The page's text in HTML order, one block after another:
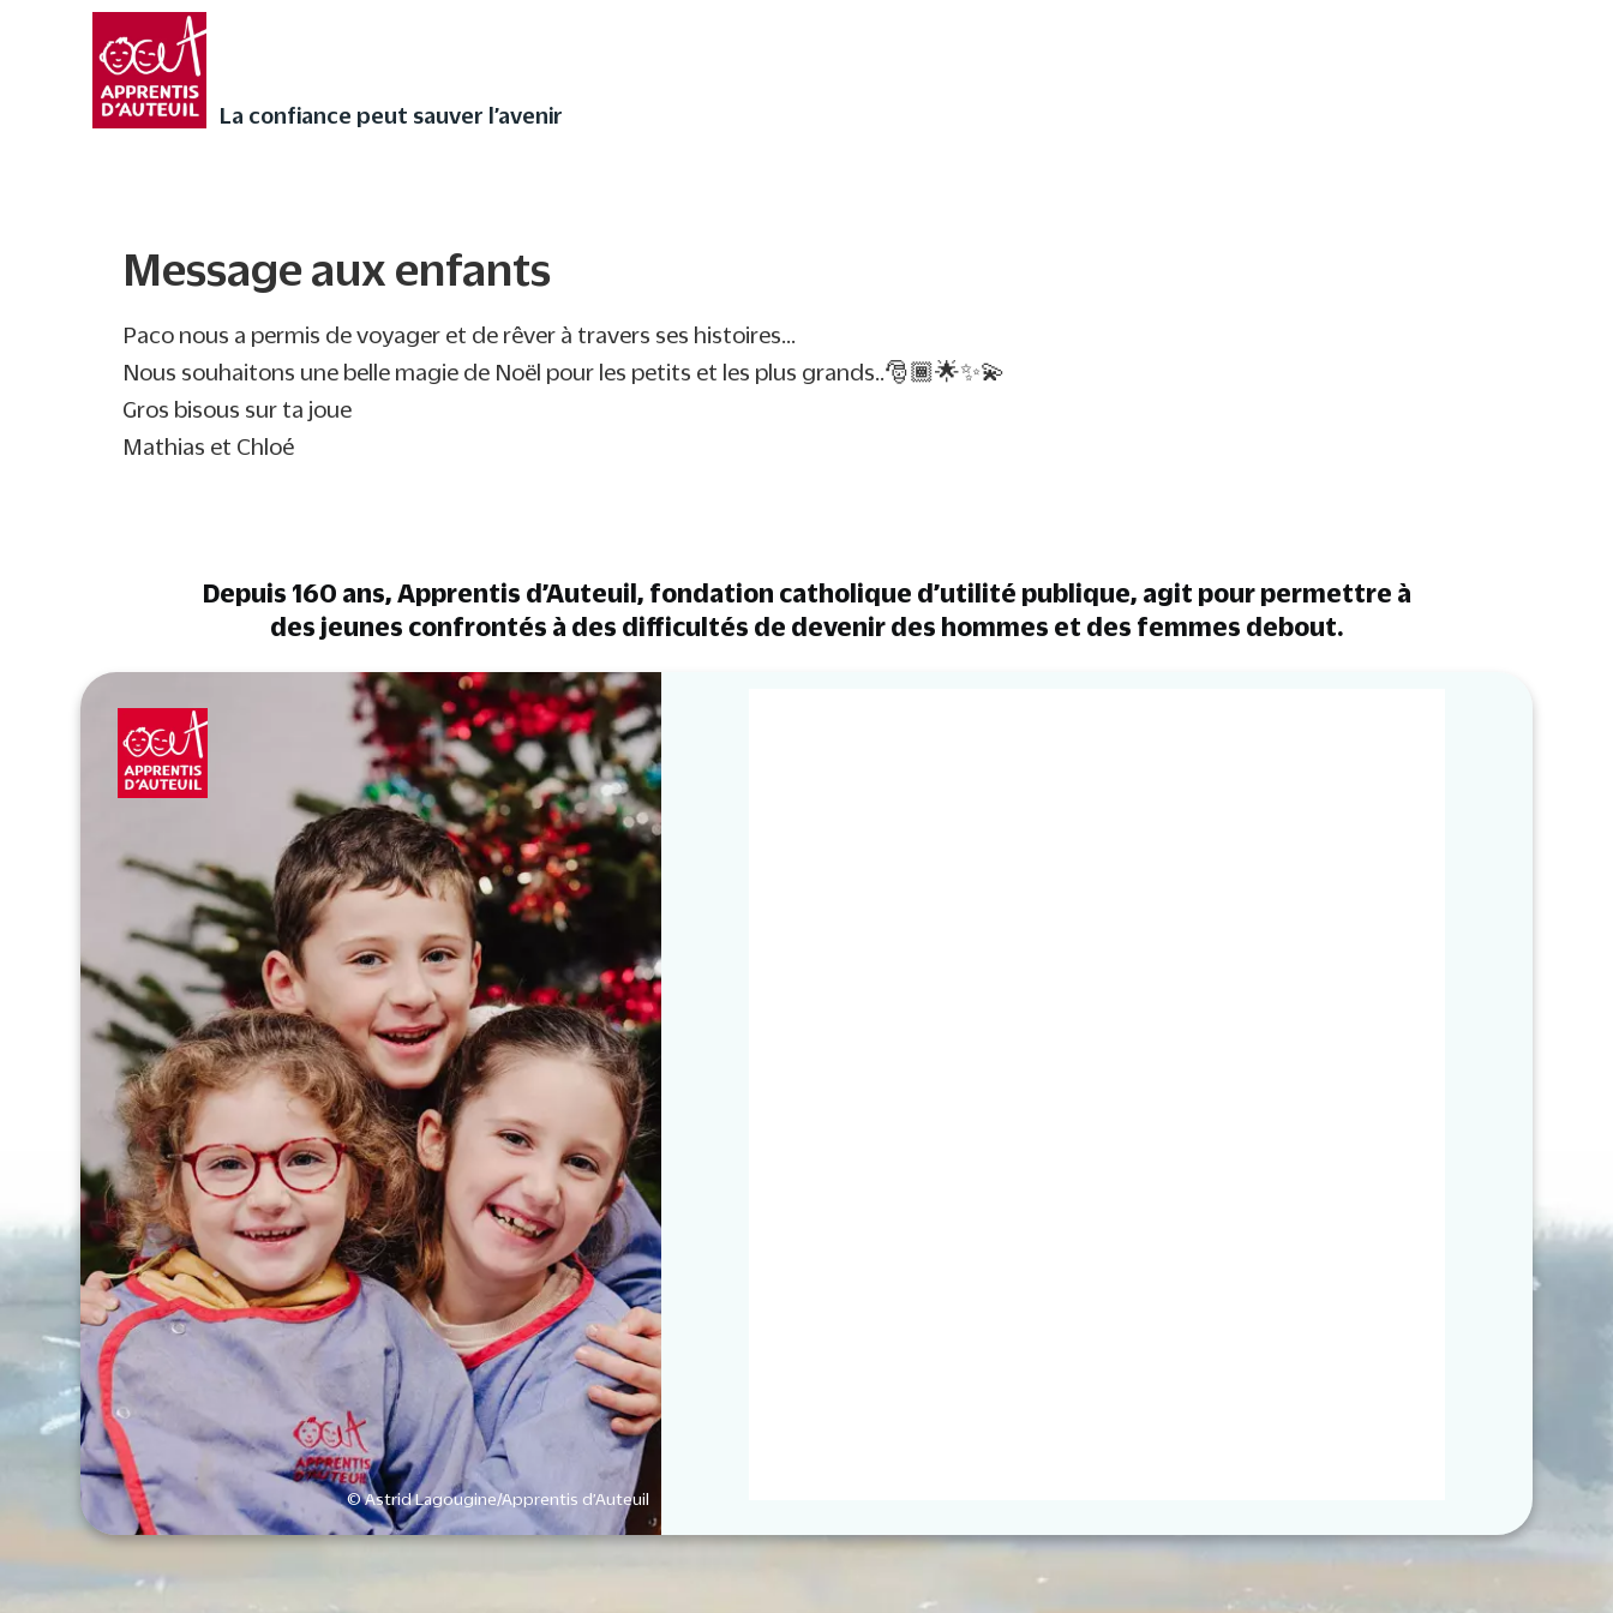
La confiance peut sauver l’avenir
Faites vivre l’Avent autrement à votre enfant avec nos 24 contes
audios de Noël ❄
Message aux enfants
Paco nous a permis de voyager et de rêver à travers ses histoires…
Nous souhaitons une belle magie de Noël pour les petits et les plus grands..🎅🏾🌟✨💫
Gros bisous sur ta joue
Mathias et Chloé
Depuis 160 ans, Apprentis d’Auteuil, fondation catholique d’utilité publique, agit pour permettre à
des jeunes confrontés à des difficultés de devenir des hommes et des femmes debout.
© Astrid Lagougine/Apprentis d’Auteuil